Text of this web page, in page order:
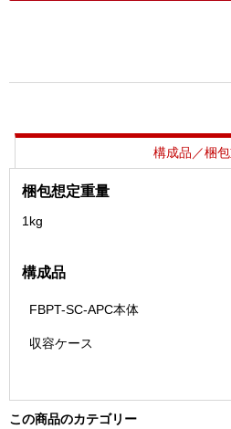
構成品／梱
梱包想定重量
1kg
構成品
FBPT-SC-APC本体
収容ケース
この商品のカテゴリー